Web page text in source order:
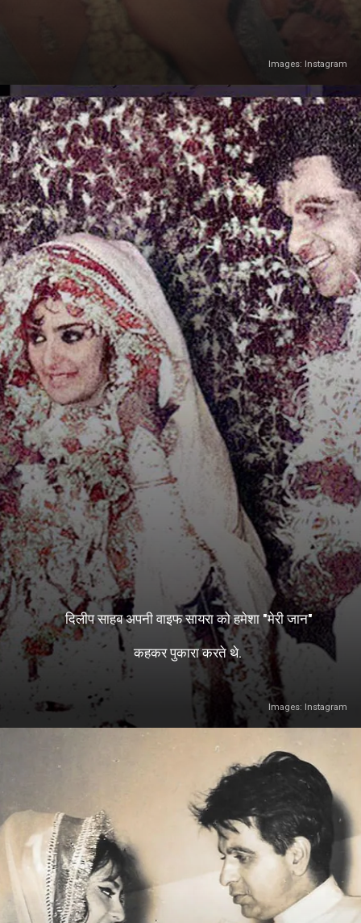
Image Credit: Instagram/
Images: Instagram
Image Credit: Instagram/
Images: Instagram
दिलीप साहब अपनी वाइफ सायरा को हमेशा "मेरी जान"
कहकर पुकारा करते थे.